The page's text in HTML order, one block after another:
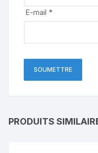
E-mail *
PRODUITS